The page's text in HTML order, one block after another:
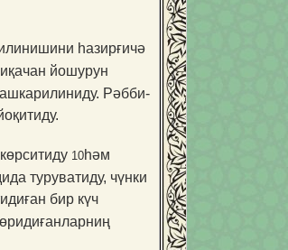
һазир­ғичә
йошурун
ашкари­линиду. Рәбби­
10һәм
туруватиду, чүнки
бир күч